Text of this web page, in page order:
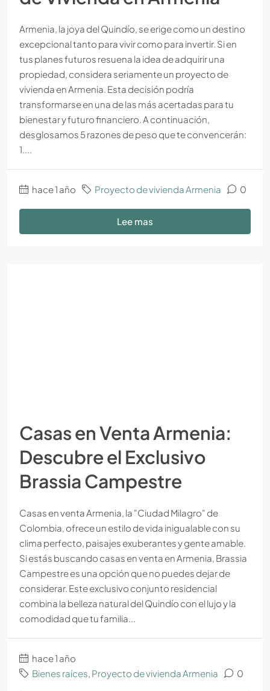
Armenia, la joya del Quindío, se erige como un destino
excepcional tanto para vivir como para invertir. Si en
tus planes futuros resuena la idea de adquirir una
propiedad, considera seriamente un proyecto de
vivienda en Armenia. Esta decisión podría
transformarse en una de las más acertadas para tu
bienestar y futuro financiero. A continuación,
desglosamos 5 razones de peso que te convencerán:
1....
hace 1 año Proyecto de vivienda Armenia 0
Lee mas
Casas en Venta Armenia:
Descubre el Exclusivo
Brassia Campestre
Casas en venta Armenia, la "Ciudad Milagro" de
Colombia, ofrece un estilo de vida inigualable con su
clima perfecto, paisajes exuberantes y gente amable.
Si estás buscando casas en venta en Armenia, Brassia
Campestre es una opción que no puedes dejar de
considerar. Este exclusivo conjunto residencial
combina la belleza natural del Quindío con el lujo y la
comodidad que tu familia...
hace 1 año
Bienes raíces, Proyecto de vivienda Armenia 0